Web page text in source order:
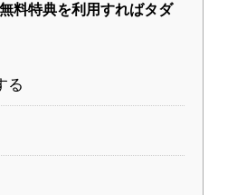
料特典を利用すればタダ
る